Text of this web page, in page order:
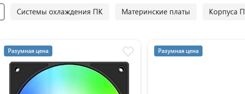
Системы охлаждения ПК Материнские платы Корпуса
Разумная цена Разумная цена